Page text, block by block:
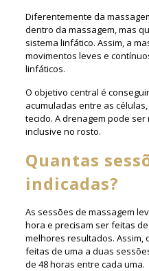
Diferentemente da
dentro da massagem, mas
sistema linfático. Assim, a
movimentos leves e
linfáticos.
O objetivo central é
acumuladas entre as
tecido. A drenagem pode
inclusive no rosto.
Quantas
indicadas?
As sessões de massagem
hora e precisam ser feitas
melhores resultados. Assim,
feitas de uma a duas
de 48 horas entre cada uma.